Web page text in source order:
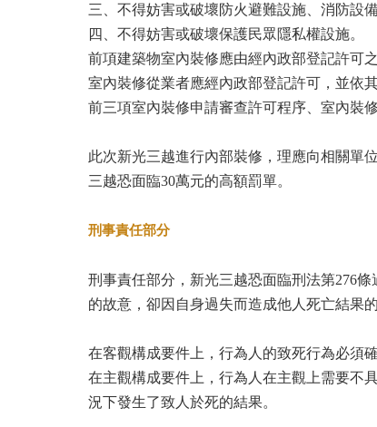
三、不得妨害或破壞防火避難設施、消防設
四、不得妨害或破壞保護民眾隱私權設施。
前項建築物室內裝修應由經內政部登記許可
室內裝修從業者應經內政部登記許可，並依
前三項室內裝修申請審查許可程序、室內裝
此次新光三越進行內部裝修，理應向相關單
三越恐面臨30萬元的高額罰單。
刑事責任部分
刑事責任部分，新光三越恐面臨刑法第276
的故意，卻因自身過失而造成他人死亡結果的
在客觀構成要件上，行為人的致死行為必須
在主觀構成要件上，行為人在主觀上需要不
況下發生了致人於死的結果。